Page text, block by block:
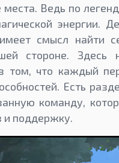
Ведь по
энергии.
смысл найти
стороне. Здесь
том, что каждый
Есть
команду,
и поддержку.